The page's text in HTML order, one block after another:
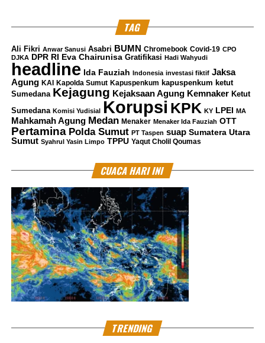
TAG
Ali Fikri Anwar Sanusi Asabri BUMN Chromebook Covid-19 CPO
DJKA DPR RI Eva Chairunisa Gratifikasi Hadi Wahyudi
headline Ida Fauziah Indonesia investasi fiktif Jaksa
Agung KAI Kapolda Sumut Kapuspenkum kapuspenkum ketut
Sumedana Kejagung Kejaksaan Agung Kemnaker Ketut
Sumedana Komisi Yudisial Korupsi KPK KY LPEI MA
Mahkamah Agung Medan Menaker Menaker Ida Fauziah OTT
Pertamina Polda Sumut PT Taspen suap Sumatera Utara
Sumut Syahrul Yasin Limpo TPPU Yaqut Cholil Qoumas
CUACA HARI INI
TRENDING